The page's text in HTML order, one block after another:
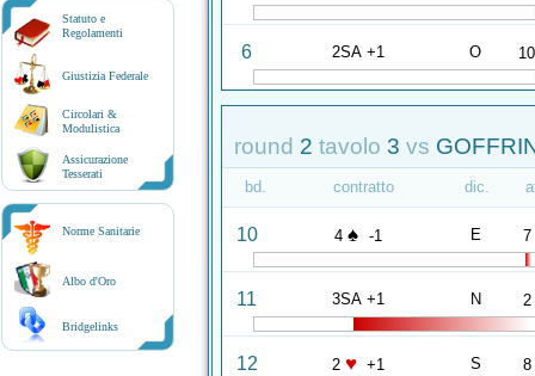
Statuto e
Regolamenti
Giustizia Federale
Circolari &
Modulistica
Assicurazione
Tesserati
Norme Sanitarie
Albo d'Oro
Bridgelinks
6 2SA +1 O 10
round 2 tavolo 3 vs
bd. contratto dic.
10 4 ♠ -1 E 7
11 3SA +1 N 2
12 2 ♥ +1 S 8